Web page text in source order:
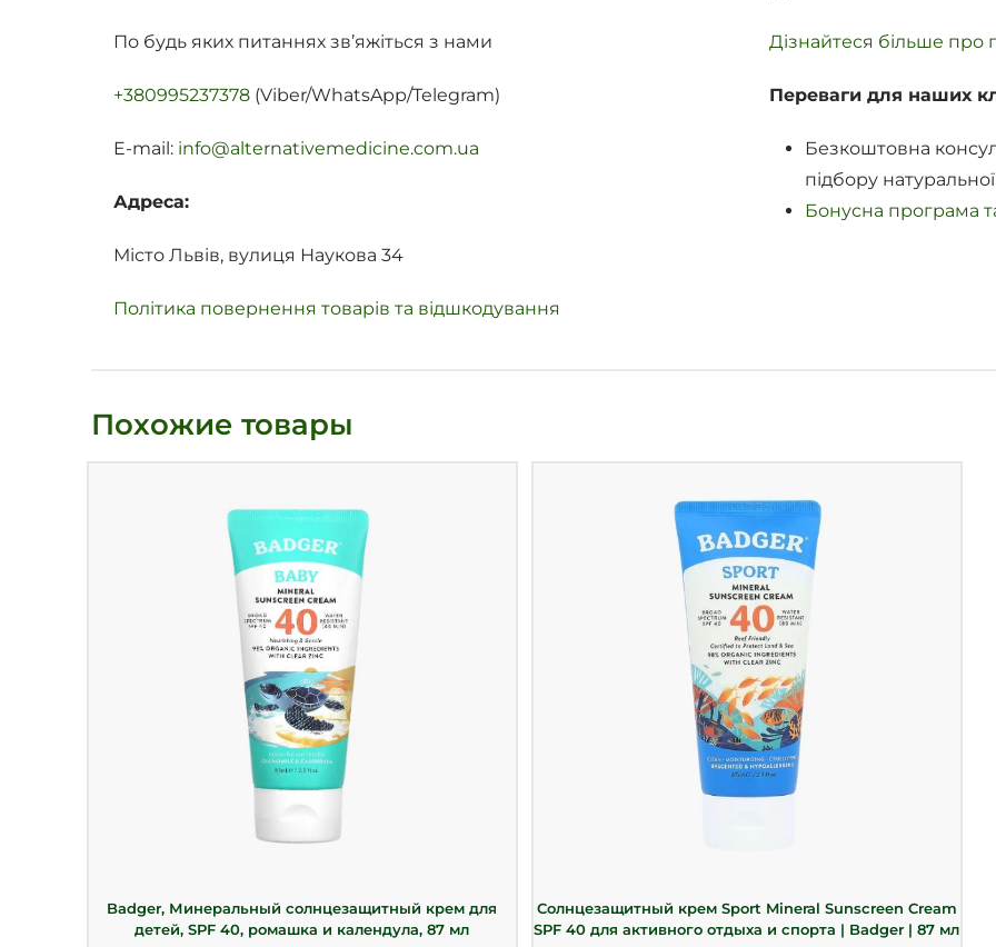
По будь яких питаннях зв’яжіться з нами
+380995237378 (Viber/WhatsApp/Telegram)
E-mail: info@alternativemedicine.com.ua
Адреса:
Місто Львів, вулиця Наукова 34
Політика повернення товарів та відшкодування
Дізнайтеся більше про
Переваги для наших
Безкоштовна
підбору
Бонусна програма
Похожие товары
Badger, Минеральный солнцезащитный крем для
детей, SPF 40, ромашка и календула, 87 мл
Солнцезащитный крем Sport Mineral Sunscreen Cream
SPF 40 для активного отдыха и спорта | Badger | 87 мл